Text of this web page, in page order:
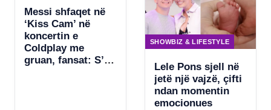
Messi shfaqet në
‘Kiss Cam’ në
koncertin e
Coldplay me
gruan, fansat: S’ka
SHOWBIZ & LIFESTYLE
Lele Pons sjell në
jetë një vajzë, çifti
ndan momentin
emocionues